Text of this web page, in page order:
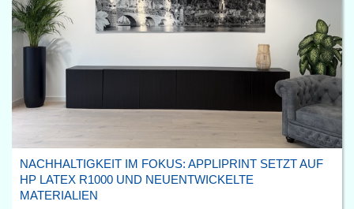
NACHHALTIGKEIT IM FOKUS: APPLIPRINT SETZT AUF
HP LATEX R1000 UND NEUENTWICKELTE
MATERIALIEN